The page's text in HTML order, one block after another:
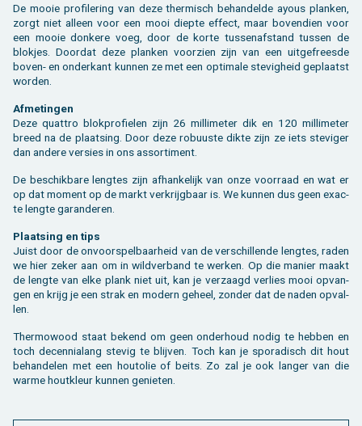
De mooie pro­fi­le­ring van deze ther­misch be­han­del­de ayous plan­ken,
zorgt niet al­leen voor een mooi diep­te ef­fect, maar bo­ven­dien voor
een mooie don­ke­re voeg, door de korte tus­sen­af­stand tus­sen de
blok­jes. Door­dat deze plan­ken voor­zien zijn van een uit­ge­frees­de
boven- en on­der­kant kun­nen ze met een op­ti­ma­le ste­vig­heid ge­plaatst
wor­den.
Af­me­tin­gen
Deze quat­tro blok­pro­fie­len zijn 26 mil­li­me­ter dik en 120 mil­li­me­ter
breed na de plaat­sing. Door deze ro­buus­te dikte zijn ze iets ste­vi­ger
dan an­de­re ver­sies in ons as­sor­ti­ment.
De be­schik­ba­re leng­tes zijn af­han­ke­lijk van onze voor­raad en wat er
op dat mo­ment op de markt ver­krijg­baar is. We kun­nen dus geen exac­
te leng­te ga­ran­de­ren.
Plaat­sing en tips
Juist door de on­voor­spel­baar­heid van de ver­schil­len­de leng­tes, raden
we hier zeker aan om in wild­ver­band te wer­ken. Op die ma­nier maakt
de leng­te van elke plank niet uit, kan je ver­zaagd ver­lies mooi op­van­
gen en krijg je een strak en mo­dern ge­heel, zon­der dat de naden op­val­
len.
Ther­mo­wood staat be­kend om geen on­der­houd nodig te heb­ben en
toch de­cen­nia­lang ste­vig te blij­ven. Toch kan je spo­ra­disch dit hout
be­han­de­len met een hout­olie of beits. Zo zal je ook lan­ger van die
warme hout­kleur kun­nen ge­nie­ten.